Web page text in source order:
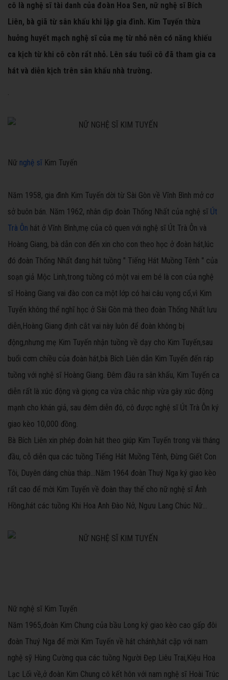
cô là nghệ sĩ tài danh của đoàn Hoa Sen, nữ nghệ sĩ Bích
Liên, bà giã từ sân khấu khi lập gia đình. Kim Tuyến thừa
huởng huyết mạch nghệ sĩ của mẹ từ nhỏ nên có năng khiếu
ca kịch từ khi cô còn rẩt nhỏ. Lên sáu tuổi cô đã tham gia ca
hát và diễn kịch trên sân khấu nhà trường.
.
Nữ nghệ sĩ Kim Tuyến
Năm 1958, gia đình Kim Tuyến dời từ Sài Gòn về Vĩnh Bình mở cơ
sở buôn bán. Năm 1962, nhân dịp đoàn Thống Nhất của nghệ sĩ Út
Trà Ôn hát ở Vĩnh Bình,mẹ của cô quen với nghệ sĩ Út Trà Ôn và
Hoàng Giang, bà dẫn con đến xin cho con theo học ở đoàn hát,lúc
đó đoàn Thống Nhất đang hát tuồng " Tiếng Hát Muồng Tênh " của
soạn giả Mộc Linh,trong tuồng có một vai em bé là con của nghệ
sĩ Hoàng Giang vai đào con ca một lớp có hai câu vọng cổ,vì Kim
Tuyến không thể nghĩ học ở Sài Gòn mà theo đoàn Thống Nhất lưu
diễn,Hoàng Giang định cắt vai này luôn để đoàn không bị
động,nhưng mẹ Kim Tuyến nhận tuồng về dạy cho Kim Tuyến,sau
buổi cơm chiều của đoàn hát,bà Bích Liên dẫn Kim Tuyến đến ráp
tuồng với nghệ sĩ Hoàng Giang. Đêm đầu ra sân khấu, Kim Tuyến ca
diễn rất là xúc động và giọng ca vừa chắc nhịp vừa gây xúc động
mạnh cho khán giả, sau đêm diễn đó, cô được nghệ sĩ Út Trà Ôn ký
giao kèo 10,000 đồng.
Bà Bích Liên xin phép đoàn hát theo giúp Kim Tuyến trong vài tháng
đầu, cỗ diễn qua các tuồng Tiếng Hát Muồng Tênh, Đừng Giết Con
Tôi, Duyên dáng chùa tháp...Năm 1964 đoàn Thuý Nga ký giao kèo
rất cao để mời Kim Tuyến về đoàn thay thế cho nữ nghệ sĩ Ánh
Hồng,hát các tuồng Khi Hoa Anh Đào Nở, Ngưu Lang Chúc Nữ...
Nữ nghệ sĩ Kim Tuyến
Năm 1965,đoàn Kim Chung của bầu Long ký giao kèo cao gấp đôi
đoàn Thuý Nga để mời Kim Tuyến về hát chánh,hát cặp với nam
nghệ sỹ Hùng Cường qua các tuồng Người Đẹp Liêu Trai,Kiệu Hoa
Lạc Lối về,ở đoàn Kim Chung cô kết hôn với nam nghệ sĩ Hoài Trúc